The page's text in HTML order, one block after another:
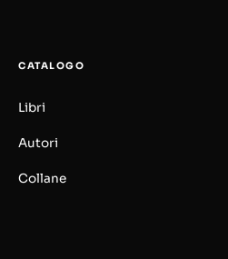
CATALOGO
Libri
Autori
Collane